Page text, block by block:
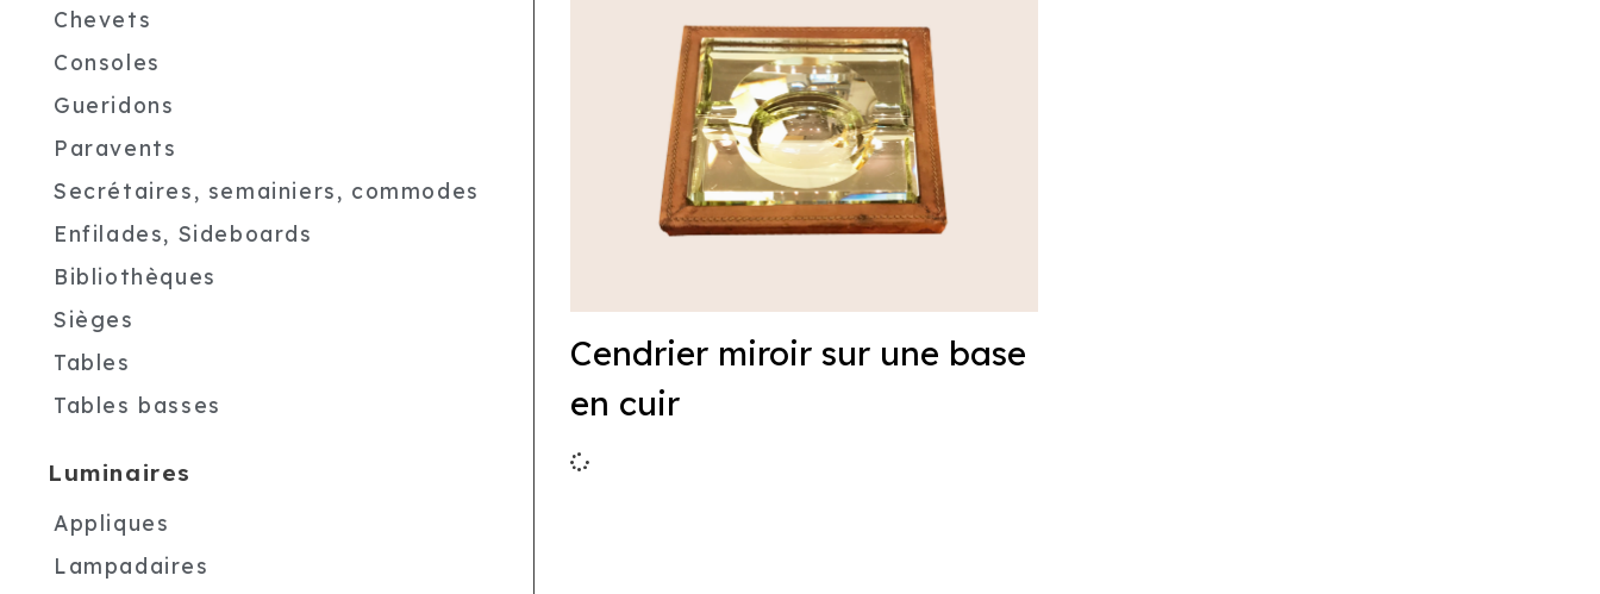
Chevets
Consoles
Gueridons
Paravents
Secrétaires, semainiers, commodes
Enfilades, Sideboards
Bibliothèques
Sièges
Tables
Tables basses
Luminaires
Appliques
Lampadaires
Cendrier miroir sur une base
en cuir